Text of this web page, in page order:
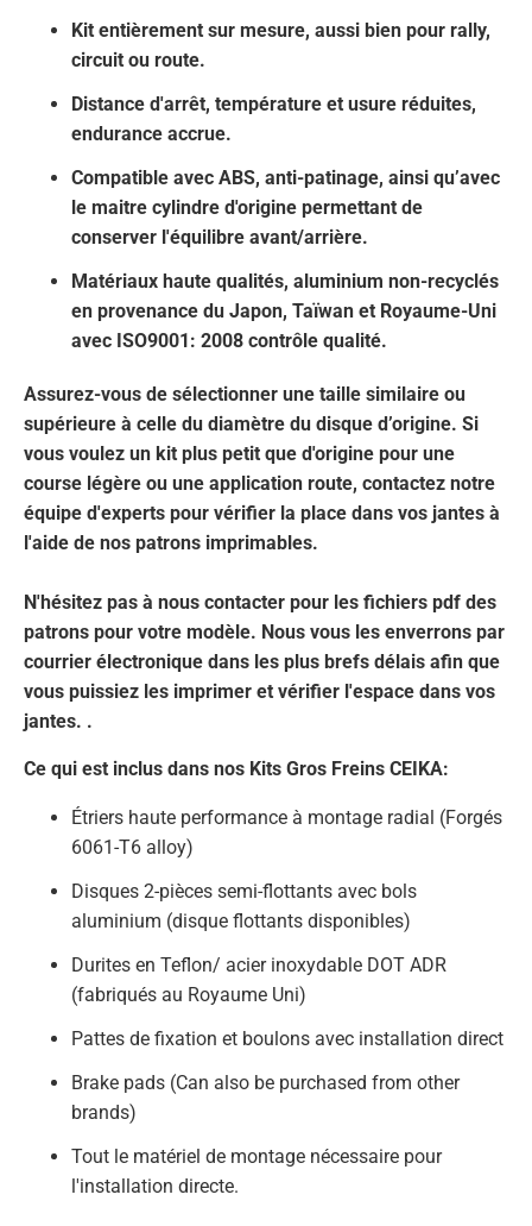
Kit entièrement sur mesure, aussi bien pour rally,
circuit ou route.
Distance d'arrêt, température et usure réduites,
endurance accrue.
Compatible avec ABS, anti-patinage, ainsi qu’avec
le maitre cylindre d'origine permettant de
conserver l'équilibre avant/arrière.
Matériaux haute qualités, aluminium non-recyclés
en provenance du Japon, Taïwan et Royaume-Uni
avec ISO9001: 2008 contrôle qualité.
Assurez-vous de sélectionner une taille similaire ou
supérieure à celle du diamètre du disque d’origine. Si
vous voulez un kit plus petit que d'origine pour une
course légère ou une application route, contactez notre
équipe d'experts pour vérifier la place dans vos jantes à
l'aide de nos patrons imprimables.
N'hésitez pas à nous contacter pour les fichiers pdf des
patrons pour votre modèle. Nous vous les enverrons par
courrier électronique dans les plus brefs délais afin que
vous puissiez les imprimer et vérifier l'espace dans vos
jantes. .
Ce qui est inclus dans nos Kits Gros Freins CEIKA:
Étriers haute performance à montage radial (Forgés
6061-T6 alloy)
Disques 2-pièces semi-flottants avec bols
aluminium (disque flottants disponibles)
Durites en Teflon/ acier inoxydable DOT ADR
(fabriqués au Royaume Uni)
Pattes de fixation et boulons avec installation direct
Brake pads (Can also be purchased from other
brands)
Tout le matériel de montage nécessaire pour
l'installation directe.